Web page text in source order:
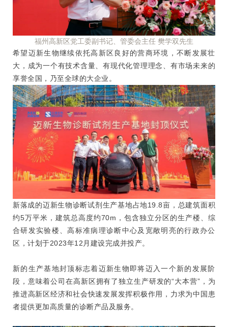
福州高新区党工委副书记、管委会主任 樊学双先生
希望迈新生物继续依托高新区良好的营商环境，不断发展壮
大，成为一个有技术含量、有现代化管理理念、有市场未来的
享誉全国，乃至全球的大企业。
新落成的迈新生物诊断试剂生产基地占地19.8亩，总建筑面积
约5万平米，建筑总高度约70m，包含独立分区的生产楼、综
合研发实验楼、高标准病理诊断中心及宽敞明亮的行政办公
区，计划于2023年12月建设完成并投产。
新的生产基地封顶标志着迈新生物即将迈入一个新的发展阶
段，意味着公司在高新区拥有了独立生产研发的“大本营”，为
推进高新区经济和社会快速发展发挥积极作用，力求为中国患
者提供更加高质量的诊断产品及服务。